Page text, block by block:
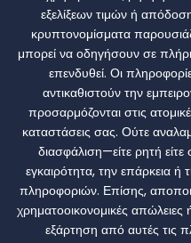
εξελίξεων τιμών ή
κρυπτονομίσματα
μπορεί να οδηγήσουν σε
επενδυθεί. Οι
αντικαθιστούν την
προσαρμόζονται στις
καταστάσεις σας. Ούτε
διασφάλιση—είτε ρητή
εγκαιρότητα, την επάρκεια
πληροφοριών. Επίσης,
χρηματοοικονομικές
εξάρτηση από αυτές τις